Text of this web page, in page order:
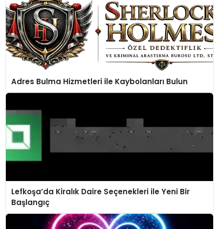
Adres Bulma Hizmetleri ile Kaybolanları Bulun
Lefkoşa’da Kiralık Daire Seçenekleri ile Yeni Bir
Başlangıç